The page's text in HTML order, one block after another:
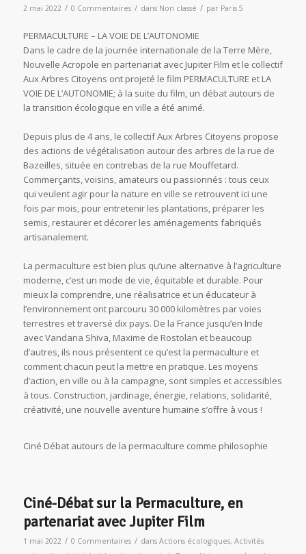
2 mai 2022 / 0 Commentaires / dans Non classé / par Paris 5
PERMACULTURE – LA VOIE DE L’AUTONOMIE
Dans le cadre de la journée internationale de la Terre Mère,
Nouvelle Acropole en partenariat avec Jupiter Film et le collectif
Aux Arbres Citoyens ont projeté le film PERMACULTURE et LA
VOIE DE L’AUTONOMIE; à la suite du film, un débat autours de
la transition écologique en ville a été animé.
Depuis plus de 4 ans, le collectif Aux Arbres Citoyens propose
des actions de végétalisation autour des arbres de la rue de
Bazeilles, située en contrebas de la rue Mouffetard.
Commerçants, voisins, amateurs ou passionnés : tous ceux
qui veulent agir pour la nature en ville se retrouvent ici une
fois par mois, pour entretenir les plantations, préparer les
semis, restaurer et décorer les aménagements fabriqués
artisanalement.
La permaculture est bien plus qu’une alternative à l’agriculture
moderne, c’est un mode de vie, équitable et durable. Pour
mieux la comprendre, une réalisatrice et un éducateur à
l’environnement ont parcouru 30 000 kilomètres par voies
terrestres et traversé dix pays. De la France jusqu’en Inde
avec Vandana Shiva, Maxime de Rostolan et beaucoup
d’autres, ils nous présentent ce qu’est la permaculture et
comment chacun peut la mettre en pratique. Les moyens
d’action, en ville ou à la campagne, sont simples et accessibles
à tous. Construction, jardinage, énergie, relations, solidarité,
créativité, une nouvelle aventure humaine s’offre à vous !
Ciné Débat autours de la permaculture comme philosophie
Ciné-Débat sur la Permaculture, en
partenariat avec Jupiter Film
1 mai 2022 / 0 Commentaires / dans Actions écologiques, Activités